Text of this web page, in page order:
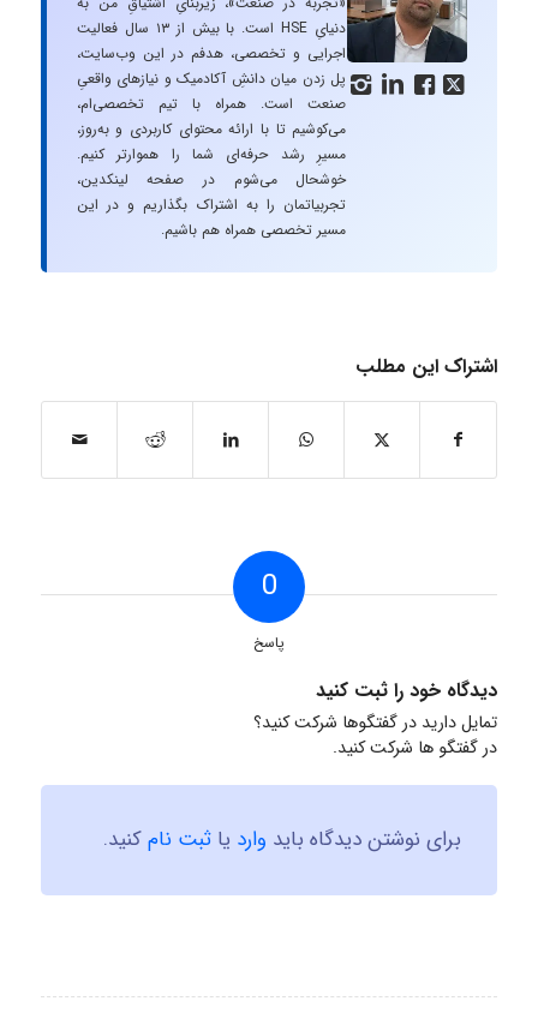
   
دنیایِ HSE است. با بیش از ۱۳ سال فعالیت
اجرایی و تخصصی، هدفم در این وب‌سایت،
پل زدن میان دانشِ آکادمیک و نیازهای واقعیِ
صنعت است. همراه با تیم تخصصی‌ام،
می‌کوشیم تا با ارائه محتوای کاربردی و به‌روز،
مسیرِ رشد حرفه‌ای شما را هموارتر کنیم.
خوشحال می‌شوم در صفحه لینکدین،
تجربیاتمان را به اشتراک بگذاریم و در این
مسیر تخصصی همراه هم باشیم.
اشتراک این مطلب
0
پاسخ
دیدگاه خود را ثبت کنید
تمایل دارید در گفتگوها شرکت کنید؟
در گفتگو ها شرکت کنید.
برای نوشتن دیدگاه باید وارد یا ثبت نامکنید.